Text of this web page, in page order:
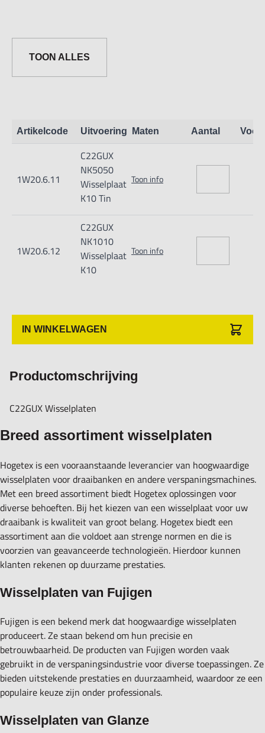
TOON ALLES
Artikelcode Uitvoering Maten Aantal
1W20.6.11
C22GUX
NK5050
Wisselplaat
K10 Tin
Toon info
1W20.6.12
C22GUX
NK1010
Wisselplaat
K10
Toon info
IN WINKELWAGEN
Productomschrijving
C22GUX Wisselplaten
Breed assortiment wisselplaten
Hogetex is een vooraanstaande leverancier van hoogwaardige
wisselplaten voor draaibanken en andere verspaningsmachines.
Met een breed assortiment biedt Hogetex oplossingen voor
diverse behoeften. Bij het kiezen van een wisselplaat voor uw
draaibank is kwaliteit van groot belang. Hogetex biedt een
assortiment aan die voldoet aan strenge normen en die is
voorzien van geavanceerde technologieën. Hierdoor kunnen
klanten rekenen op duurzame prestaties.
Wisselplaten van Fujigen
Fujigen is een bekend merk dat hoogwaardige wisselplaten
produceert. Ze staan bekend om hun precisie en
betrouwbaarheid. De producten van Fujigen worden vaak
gebruikt in de verspaningsindustrie voor diverse toepassingen. Ze
bieden uitstekende prestaties en duurzaamheid, waardoor ze een
populaire keuze zijn onder professionals.
Wisselplaten van Glanze